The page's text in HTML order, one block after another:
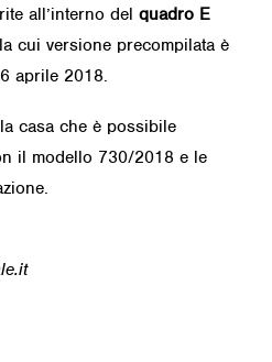
all’interno del quadro E
cui versione precompilata è
aprile 2018.
casa che è possibile
il modello 730/2018 e le